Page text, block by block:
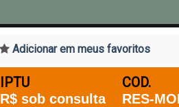
Adicionar em meus favoritos
IPTU
R$ sob consulta
COD.
RES-